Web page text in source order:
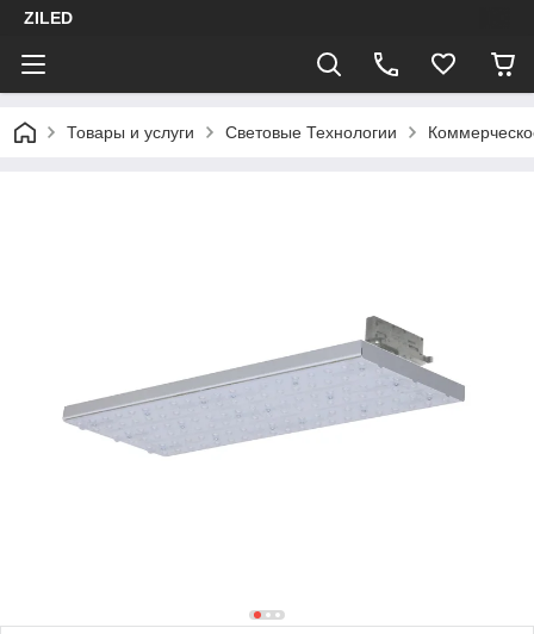
ZILED
Товары и услуги Световые Технологии